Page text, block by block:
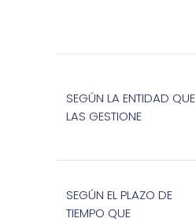
SEGÚN LA ENTIDAD QUE
LAS GESTIONE
SEGÚN EL PLAZO DE
TIEMPO QUE